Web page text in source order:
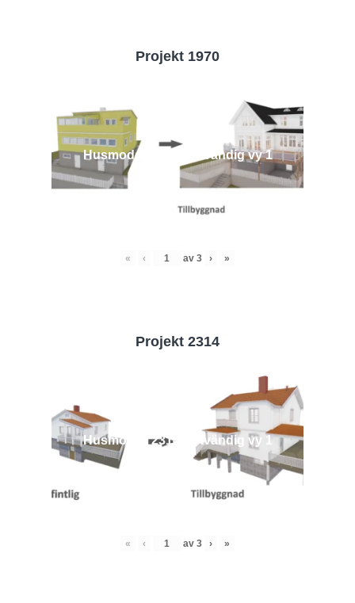
Projekt 1970
Husmodell 1970 - Utvändig vy 1
« ‹ av 3 › »
Projekt 2314
Husmodell 2314 - Utvändig vy 1
« ‹ av 3 › »